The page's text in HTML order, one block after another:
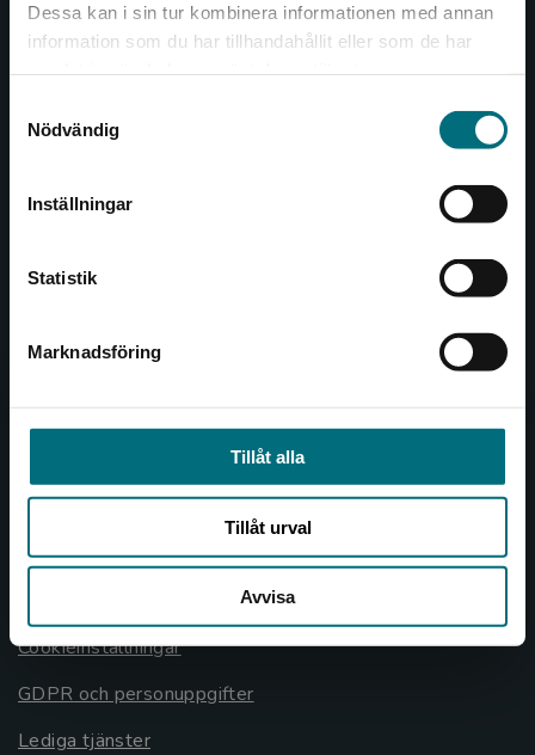
Dessa kan i sin tur kombinera informationen med annan
information som du har tillhandahållit eller som de har
Nödvändig
Inställningar
Statistik
Marknadsföring
Tillåt alla
Tillåt urval
Avvisa
Det verkar som att du besöker
Sverige. För att kunna slutföra ett köp måste
Box 141
Besöksadress:
Åkergränden 1
Kontakta kundservice
Köpvillkor
Allmänna länkar
Om oss
Cookieinställningar
GDPR och personuppgifter
Lediga tjänster